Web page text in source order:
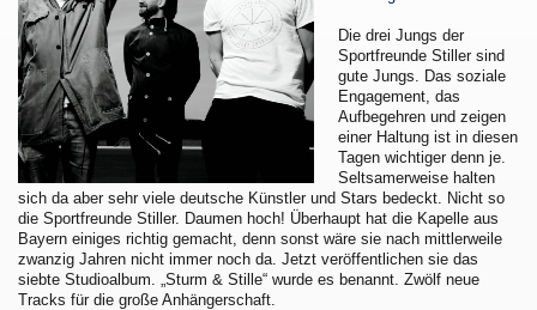
Die drei Jungs der
Sportfreunde Stiller sind
gute Jungs. Das soziale
Engagement, das
Aufbegehren und zeigen
einer Haltung ist in diesen
Tagen wichtiger denn je.
Seltsamerweise halten
sich da aber sehr viele deutsche Künstler und Stars bedeckt. Nicht so
die Sportfreunde Stiller. Daumen hoch! Überhaupt hat die Kapelle aus
Bayern einiges richtig gemacht, denn sonst wäre sie nach mittlerweile
zwanzig Jahren nicht immer noch da. Jetzt veröffentlichen sie das
siebte Studioalbum. „Sturm & Stille“ wurde es benannt. Zwölf neue
Tracks für die große Anhängerschaft.